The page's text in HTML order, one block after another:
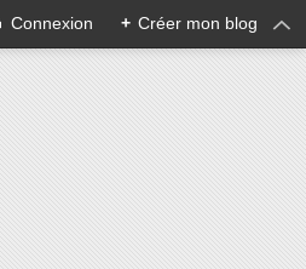
Connexion + Créer mon blog